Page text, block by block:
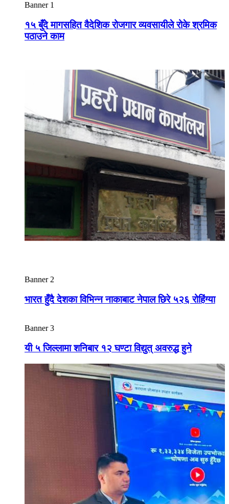
Banner 1
१५ बुँदे मागसहित वैदेशिक रोजगार व्यवसायीले रोके श्रमिक
पठाउने काम
Banner 2
भारत हुँदै देशका विभिन्न नाकाबाट नेपाल छिरे ५२६ रोहिंग्या
Banner 3
यी ५ जिल्लामा शनिबार १२ घण्टा विद्युत् अवरुद्ध हुने